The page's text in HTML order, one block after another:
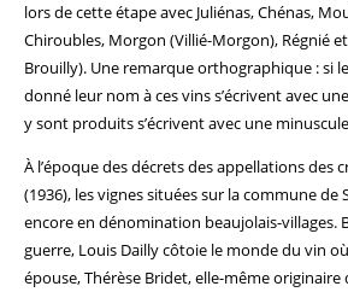
lors de cette étape avec Juliénas, Chénas,
Chiroubles, Morgon (Villié-Morgon), Régnié
Brouilly). Une remarque orthographique : si
donné leur nom à ces vins s’écrivent avec
y sont produits s’écrivent avec une
À l’époque des décrets des appellations des
(1936), les vignes situées sur la commune
encore en dénomination beaujolais-villages.
guerre, Louis Dailly côtoie le monde du vin
épouse, Thérèse Bridet, elle-même originaire